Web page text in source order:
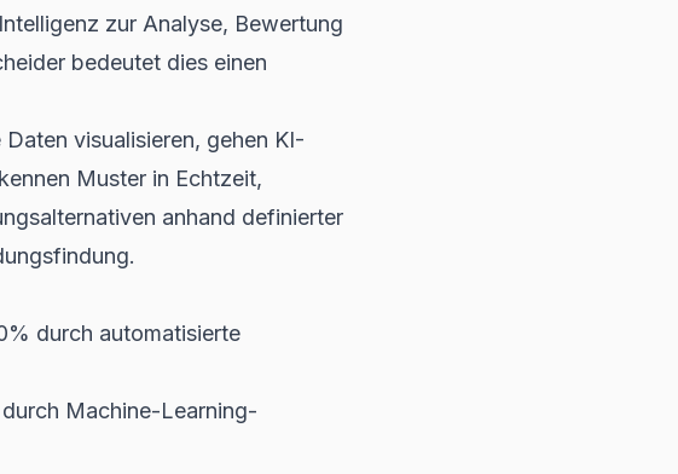
zur Analyse, Bewertung
bedeutet dies einen
visualisieren, gehen KI-
Muster in Echtzeit,
anhand definierter
durch automatisierte
Machine-Learning-